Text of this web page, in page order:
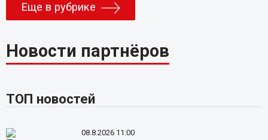
Еще в рубрике
Новости партнёров
ТОП новостей
08.8.2026 11:00